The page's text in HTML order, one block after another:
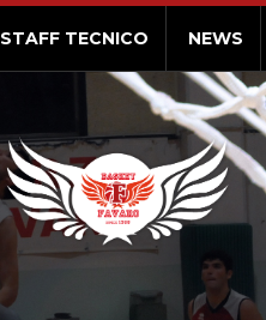
STAFF TECNICO NEWS